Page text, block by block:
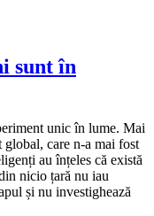
sunt în
unic în lume. Mai
global, care n-a mai fost
au înțeles că există
nicio țară nu iau
și nu investighează